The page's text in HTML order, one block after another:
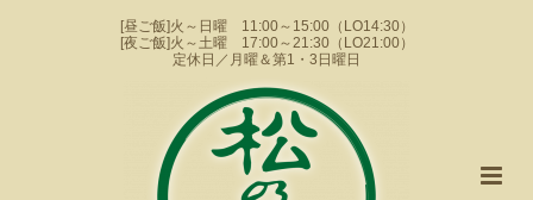
[昼ご飯]火～日曜 11:00～15:00（LO14:30）
[夜ご飯]火～土曜 17:00～21:30（LO21:00）
定休日／月曜＆第1・3日曜日